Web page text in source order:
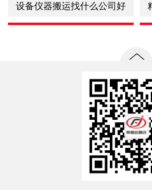
设备仪器搬运找什么公司好